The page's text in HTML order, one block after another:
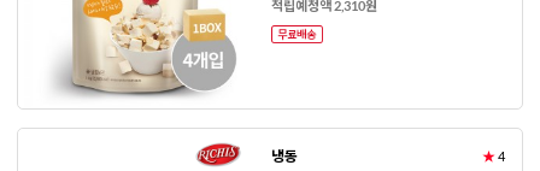
적립예정액 2,310원
냉동 ★4